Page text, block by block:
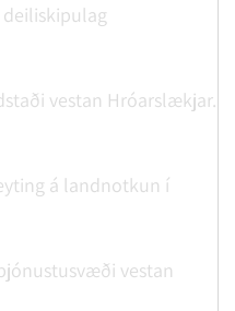
deiliskipulag
vestan Hróarslækjar.
á landnotkun í
vestan